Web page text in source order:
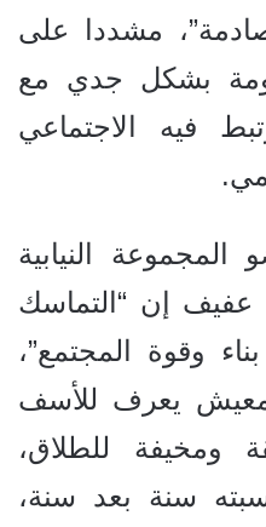
مشددا على
بشكل جدي مع
فيه الاجتماعي
النيابية
عفيف إن “التماسك
وقوة المجتمع”،
يعرف للأسف
ومخيفة للطلاق،
سنة بعد سنة،